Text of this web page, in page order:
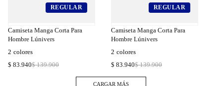
REGULAR
Camiseta Manga Corta Para
Hombre Lúnivers
2 colores
$ 139.900
$ 83 940
REGULAR
Camiseta Manga Corta Para
Hombre Lúnivers
2 colores
$ 139.900
$ 83 940